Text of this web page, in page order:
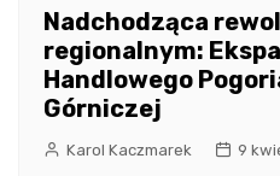
Nadchodząca
regionalnym:
Handlowego
Górniczej
Karol Kaczmarek 9